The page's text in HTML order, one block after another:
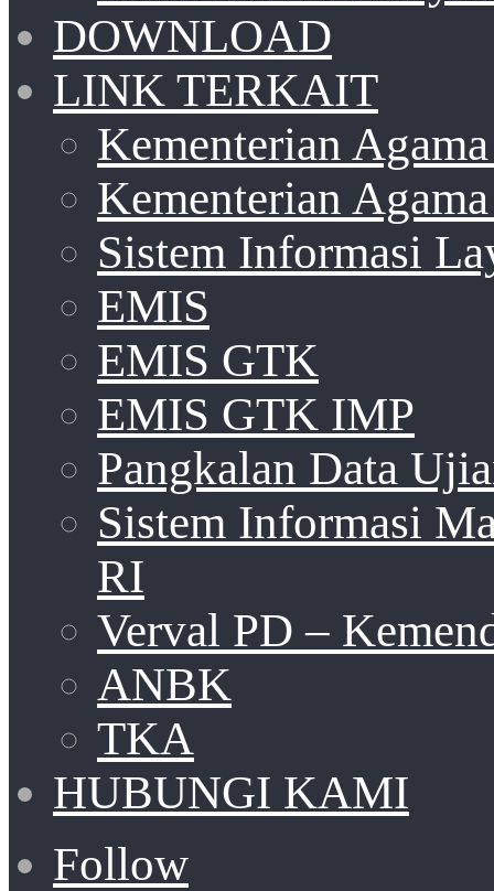
DOWNLOAD
LINK TERKAIT
Kementerian
Kementerian
Sistem Informasi
EMIS
EMIS GTK
EMIS GTK IMP
Pangkalan Data
Sistem Informasi
RI
Verval PD –
ANBK
TKA
HUBUNGI KAMI
Follow